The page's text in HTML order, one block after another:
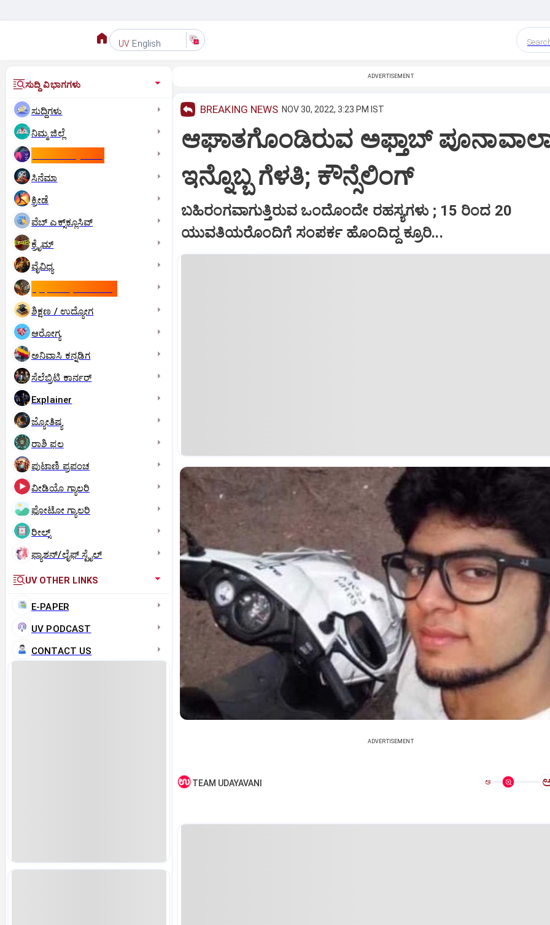
UV English
ಸುದ್ದಿ ವಿಭಾಗಗಳು
ಸುದ್ದಿಗಳು
ನಿಮ್ಮ ಜಿಲ್ಲೆ
ಸಿನೆಮಾ
ಕ್ರೀಡೆ
ವೆಬ್ ಎಕ್ಸ್‌ಕ್ಲೂಸಿವ್
ಕ್ರೈಮ್
ವೈವಿಧ್ಯ
ಶಿಕ್ಷಣ / ಉದ್ಯೋಗ
ಆರೋಗ್ಯ
ಅನಿವಾಸಿ ಕನ್ನಡಿಗ
ಸೆಲೆಬ್ರಿಟಿ ಕಾರ್ನರ್‌
Explainer
ಜ್ಯೋತಿಷ್ಯ
ರಾಶಿ ಫಲ
ಪುಟಾಣಿ ಪ್ರಪಂಚ
ವೀಡಿಯೊ ಗ್ಯಾಲರಿ
ಫೋಟೋ ಗ್ಯಾಲರಿ
ರೀಲ್ಸ್
ಫ್ಯಾಶನ್/ಲೈಫ್‌ ಸ್ಟೈಲ್
UV OTHER LINKS
E-PAPER
UV PODCAST
CONTACT US
ADVERTISEMENT
BREAKING NEWS NOV 30, 2022, 3:23 PM IST
ಆಘಾತಗೊಂಡಿರುವ ಅಫ್ತಾಬ್
ಇನ್ನೊಬ್ಬ ಗೆಳತಿ; ಕೌನ್ಸೆಲಿಂಗ್
ಬಹಿರಂಗವಾಗುತ್ತಿರುವ ಒಂದೊಂದೇ ರಹಸ್ಯಗಳು ; 15 ರಿಂದ 20
ಯುವತಿಯರೊಂದಿಗೆ ಸಂಪರ್ಕ ಹೊಂದಿದ್ದ ಕ್ರೂರಿ...
ADVERTISEMENT
TEAM UDAYAVANI ಅ